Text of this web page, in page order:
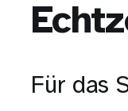
Für das